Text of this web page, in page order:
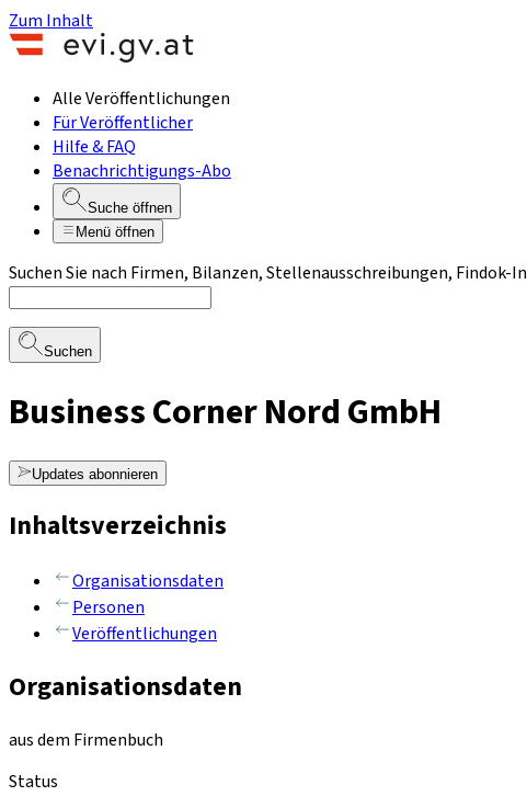
Zum Inhalt
Alle Veröffentlichungen
Für Veröffentlicher
Hilfe & FAQ
Benachrichtigungs-Abo
Suche öffnen
Menü öffnen
Suchen Sie nach Firmen, Bilanzen, Stellenausschreibungen, Findok-
Suchen
Business Corner Nord GmbH
Updates abonnieren
Inhaltsverzeichnis
Organisationsdaten
Personen
Veröffentlichungen
Organisationsdaten
aus dem Firmenbuch
Status